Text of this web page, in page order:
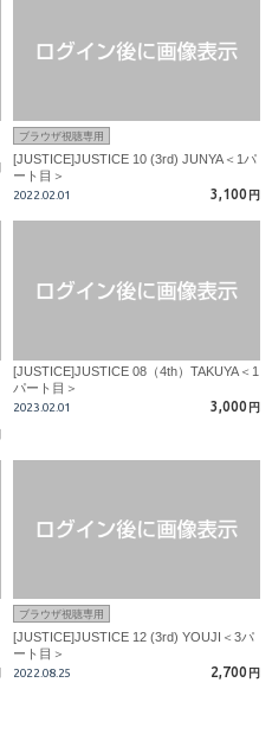
ブラウザ視聴専用
[JUSTICE]JUSTICE 10 (3rd) JUNYA＜1パ
ート目＞
2022.02.01 3,100 円
[JUSTICE]JUSTICE 08（4th）TAKUYA＜1
パート目＞
2023.02.01 3,000 円
ブラウザ視聴専用
[JUSTICE]JUSTICE 12 (3rd) YOUJI＜3パ
ート目＞
2022.08.25 2,700 円